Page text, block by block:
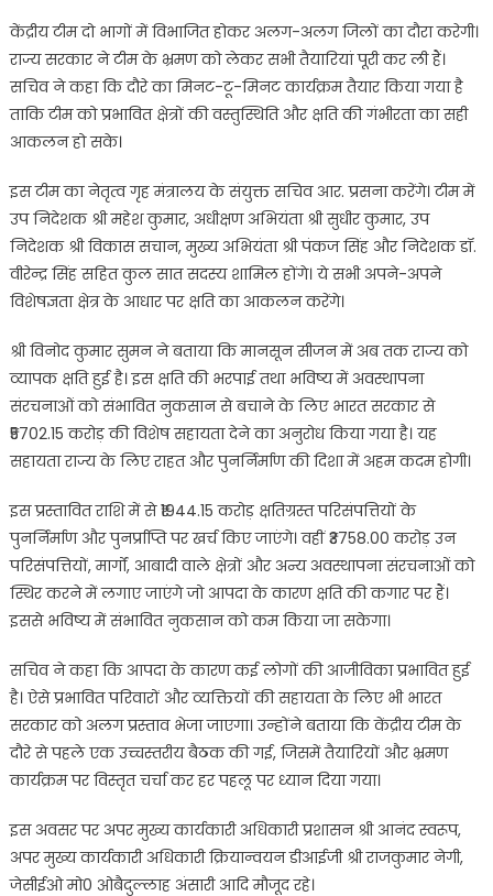
केंद्रीय टीम दो भागों में विभाजित होकर अलग-अलग जिलों का दौरा करेगी।
राज्य सरकार ने टीम के भ्रमण को लेकर सभी तैयारियां पूरी कर ली हैं।
सचिव ने कहा कि दौरे का मिनट-टू-मिनट कार्यक्रम तैयार किया गया है
ताकि टीम को प्रभावित क्षेत्रों की वस्तुस्थिति और क्षति की गंभीरता का सही
आकलन हो सके।
इस टीम का नेतृत्व गृह मंत्रालय के संयुक्त सचिव आर. प्रसना करेंगे। टीम में
उप निदेशक श्री महेश कुमार, अधीक्षण अभियंता श्री सुधीर कुमार, उप
निदेशक श्री विकास सचान, मुख्य अभियंता श्री पंकज सिंह और निदेशक डॉ.
वीरेन्द्र सिंह सहित कुल सात सदस्य शामिल होंगे। ये सभी अपने-अपने
विशेषज्ञता क्षेत्र के आधार पर क्षति का आकलन करेंगे।
श्री विनोद कुमार सुमन ने बताया कि मानसून सीजन में अब तक राज्य को
व्यापक क्षति हुई है। इस क्षति की भरपाई तथा भविष्य में अवस्थापना
संरचनाओं को संभावित नुकसान से बचाने के लिए भारत सरकार से
₹5702.15 करोड़ की विशेष सहायता देने का अनुरोध किया गया है। यह
सहायता राज्य के लिए राहत और पुनर्निर्माण की दिशा में अहम कदम होगी।
इस प्रस्तावित राशि में से ₹1944.15 करोड़ क्षतिग्रस्त परिसंपत्तियों के
पुनर्निर्माण और पुनर्प्राप्ति पर खर्च किए जाएंगे। वहीं ₹3758.00 करोड़ उन
परिसंपत्तियों, मार्गों, आबादी वाले क्षेत्रों और अन्य अवस्थापना संरचनाओं को
स्थिर करने में लगाए जाएंगे जो आपदा के कारण क्षति की कगार पर हैं।
इससे भविष्य में संभावित नुकसान को कम किया जा सकेगा।
सचिव ने कहा कि आपदा के कारण कई लोगों की आजीविका प्रभावित हुई
है। ऐसे प्रभावित परिवारों और व्यक्तियों की सहायता के लिए भी भारत
सरकार को अलग प्रस्ताव भेजा जाएगा। उन्होंने बताया कि केंद्रीय टीम के
दौरे से पहले एक उच्चस्तरीय बैठक की गई, जिसमें तैयारियों और भ्रमण
कार्यक्रम पर विस्तृत चर्चा कर हर पहलू पर ध्यान दिया गया।
इस अवसर पर अपर मुख्य कार्यकारी अधिकारी प्रशासन श्री आनंद स्वरूप,
अपर मुख्य कार्यकारी अधिकारी क्रियान्वयन डीआईजी श्री राजकुमार नेगी,
जेसीईओ मो0 ओबैदुल्लाह अंसारी आदि मौजूद रहे।